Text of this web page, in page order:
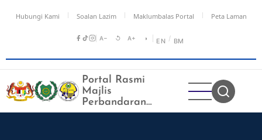
Hubungi Kami Soalan Lazim Maklumbalas Portal Peta Laman
A− ↺ A+ ◑ EN / BM
Portal Rasmi
Majlis
Perbandaran
Kangar